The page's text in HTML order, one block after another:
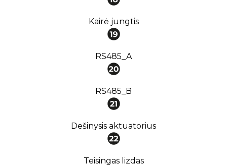
Kairė jungtis
RS485_A
RS485_B
Dešinysis aktuatorius
Teisingas lizdas